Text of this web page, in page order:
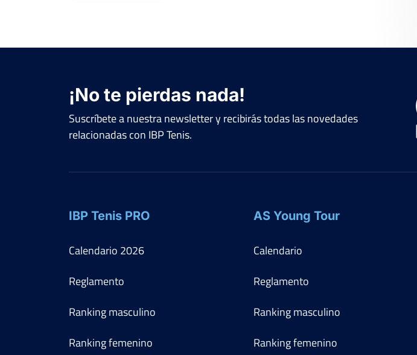
¡No te pierdas nada!
Suscríbete a nuestra newsletter y recibirás todas las novedades
relacionadas con IBP Tenis.
IBP Tenis PRO
Calendario 2026
Reglamento
Ranking masculino
Ranking femenino
AS Young Tour
Calendario
Reglamento
Ranking masculino
Ranking femenino